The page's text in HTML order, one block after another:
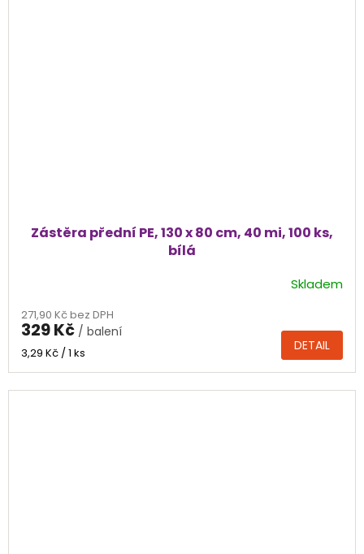
Zástěra přední PE, 130 x 80 cm, 40 mi, 100 ks,
bílá
Skladem
271,90 Kč bez DPH
329 Kč / balení
Měrná
3,29 Kč / 1 ks DETAIL